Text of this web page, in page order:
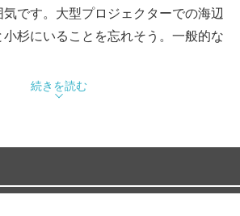
です。大型プロジェクターでの海辺
杉にいることを忘れそう。一般的な
り沢山！またタイビール、タイの酒や
クetc お気入りのドリンクに出会える
続きを読む